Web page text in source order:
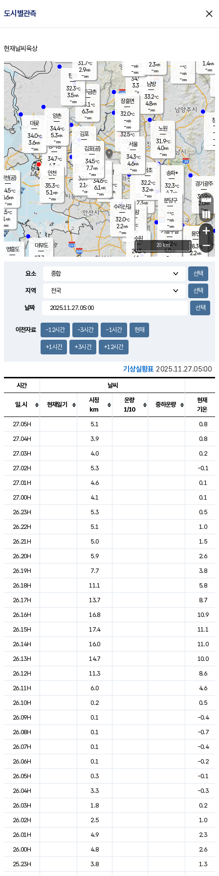
도시별관측 close
홈
현재날씨 육상
의도
℃
m/s
mm
영흥도
양주
34.9℃
3.3
-mm
과천
31.7℃
2.3m/s
- mm
용인
28.3℃
2.2m/s
경기광주
30.9℃
2.0m/s
-mm
2.0m/s
대부도
23.7
경서동
34.7℃
4.3 m/s
-mm
파주금촌
33.1℃
6.3m/s
-mm
-℃
-m/s
-mm
대곶
34.0℃
3.6m/s
-mm
창
-
-m/
-
탄현
32.3℃
3.5m/s
-mm
1.4m/s
-mm
의왕
- ℃
m/s
mm
김포
- ℃
-m/s
mm
광명
33.6 ℃
3.6 m/s
-mm
부천
33.9℃
2.1 m/s
-mm
양촌
34.4℃
5.3m/s
-mm
구로
34.6℃
6.1 m/s
-mm
은평
32.5℃
2.8 m/s
- mm
노원
31.9℃
4.0m/s
-mm
송파*
32.3℃
4.7m/s
-mm
서초
32.2℃
3.2m/s
-mm
남방
33.2℃
4.8m/s
-mm
기흥구갈
28.2℃
4.0m/s
-
수리산길
32.0℃
2.2m/s
-mm
분당구
-℃
-m/s
-mm
장흥면
32.0℃
-m/s
-mm
-m/s
-mm
인천(공)
34.5℃
6.6m/s
-mm
김포(공)
34.5℃
7.7m/s
-mm
수원
29.3℃
6.1 m/s
인천
35.3℃
5.1 m/s
-mm
서울
34.3℃
4.6m/s
-mm
31.7℃
2.9m/s
-mm
2.3m/s
-mm
+
−
20 km
요소
지역
날짜
이전자료 -12시간 -3시간 -1시간 현재
+1시간 +3시간 +12시간
기상실황표 2025.11.27.05:00
도시별 기상실황표로 지점, 날씨, 기온, 강수, 바람, 기압등을 안내한 표입
시간 날씨
일.시 현재일기
시정
km
운량
1/10
중하운량
현재
기온
27.05H
5.1
0.8
27.04H
3.9
0.8
27.03H
4.0
0.2
27.02H
5.3
-0.1
27.01H
4.6
0.1
27.00H
4.1
0.1
26.23H
5.3
0.5
26.22H
5.1
1.0
26.21H
5.0
1.5
26.20H
5.9
2.6
26.19H
7.7
3.8
26.18H
11.1
5.8
26.17H
13.7
8.7
26.16H
16.8
10.9
26.15H
17.4
11.1
26.14H
16.0
11.0
26.13H
14.7
10.0
26.12H
11.3
8.6
26.11H
6.0
4.6
26.10H
0.2
0.5
26.09H
0.1
-0.4
26.08H
0.1
-0.7
26.07H
0.1
-0.4
26.06H
0.1
-0.2
26.05H
0.3
-0.1
26.04H
3.3
-0.3
26.03H
1.8
0.2
26.02H
2.5
1.0
26.01H
4.9
2.3
26.00H
4.8
2.6
25.23H
3.8
1.3